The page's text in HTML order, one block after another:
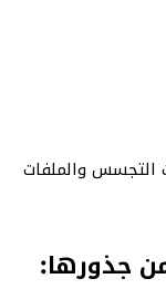
التجسس والملفات
جذورها: